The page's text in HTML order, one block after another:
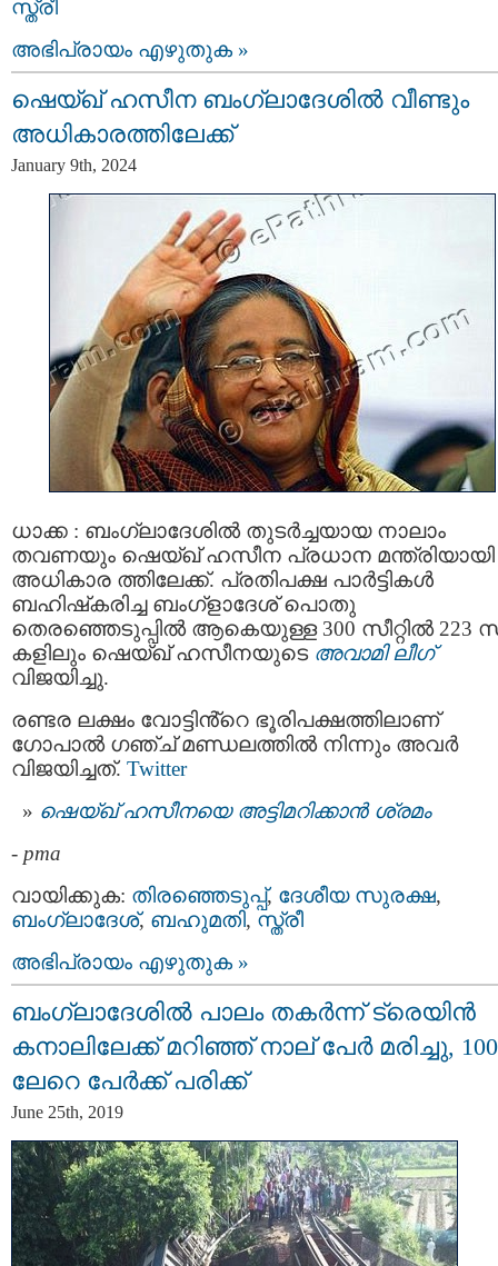
സ്ത്രീ
അഭിപ്രായം എഴുതുക »
ഷെയ്ഖ് ഹസീന ബംഗ്ലാദേശില്‍ വീണ്ടും
അധികാരത്തിലേക്ക്
January 9th, 2024
ധാക്ക : ബംഗ്ലാദേശില്‍ തുടര്‍ച്ചയായ നാലാം
തവണയും ഷെയ്ഖ് ഹസീന പ്രധാന മന്ത്രിയായി
അധികാര ത്തിലേക്ക്. പ്രതിപക്ഷ പാര്‍ട്ടികള്‍
ബഹിഷ്‌കരിച്ച ബംഗ്ളാദേശ് പൊതു
തെരഞ്ഞെടുപ്പില്‍ ആകെയുള്ള 300 സീറ്റില്‍ 223
കളിലും ഷെയ്ഖ് ഹസീനയുടെ അവാമി ലീഗ്
വിജയിച്ചു.
രണ്ടര ലക്ഷം വോട്ടിൻ്റെ ഭൂരിപക്ഷത്തിലാണ്
ഗോപാല്‍ ഗഞ്ച് മണ്ഡലത്തില്‍ നിന്നും അവർ
വിജയിച്ചത്. Twitter
ഷെയ്‌ഖ് ഹസീനയെ അട്ടിമറിക്കാന്‍ ശ്രമം
- pma
വായിക്കുക: തിരഞ്ഞെടുപ്പ്‌, ദേശീയ സുരക്ഷ,
ബംഗ്ലാദേശ്, ബഹുമതി, സ്ത്രീ
അഭിപ്രായം എഴുതുക »
ബംഗ്ലാദേശില്‍ പാലം തകര്‍ന്ന് ട്രെയിന്‍
കനാലിലേക്ക് മറിഞ്ഞ് നാല് പേര്‍ മരിച്ചു, 100
ലേറെ പേര്‍ക്ക് പരിക്ക്
June 25th, 2019